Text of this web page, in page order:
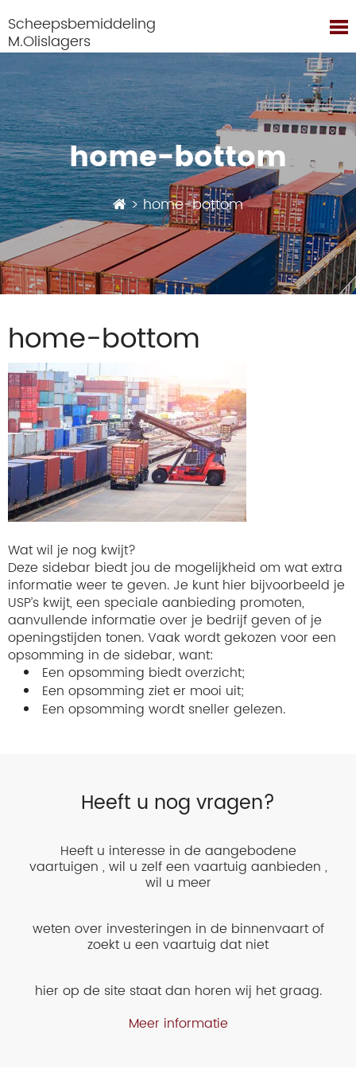
Scheepsbemiddeling
M.Olislagers
home-bottom
>home-bottom
home-bottom
Wat wil je nog kwijt?
Deze sidebar biedt jou de mogelijkheid om wat extra
informatie weer te geven. Je kunt hier bijvoorbeeld je
USP’s kwijt, een speciale aanbieding promoten,
aanvullende informatie over je bedrijf geven of je
openingstijden tonen. Vaak wordt gekozen voor een
opsomming in de sidebar, want:
Een opsomming biedt overzicht;
Een opsomming ziet er mooi uit;
Een opsomming wordt sneller gelezen.
Heeft u nog vragen?
Heeft u interesse in de aangebodene
vaartuigen , wil u zelf een vaartuig aanbieden ,
wil u meer
weten over investeringen in de binnenvaart of
zoekt u een vaartuig dat niet
hier op de site staat dan horen wij het graag.
Meer informatie